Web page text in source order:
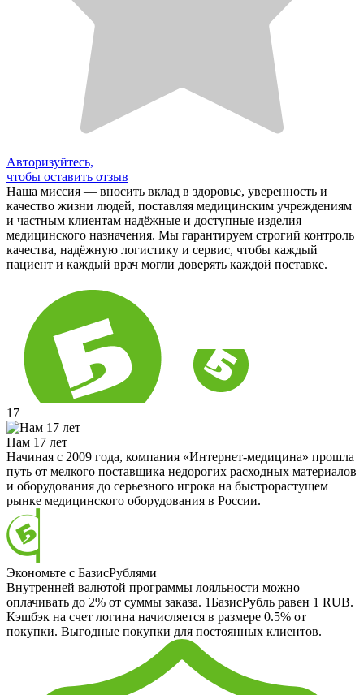
Авторизуйтесь,
чтобы оставить отзыв
Наша миссия — вносить вклад в здоровье, уверенность и
качество жизни людей, поставляя медицинским учреждениям
и частным клиентам надёжные и доступные изделия
медицинского назначения. Мы гарантируем строгий контроль
качества, надёжную логистику и сервис, чтобы каждый
пациент и каждый врач могли доверять каждой поставке.
17
Нам 17 лет
Начиная с 2009 года, компания «Интернет-медицина» прошла
путь от мелкого поставщика недорогих расходных материалов
и оборудования до серьезного игрока на быстрорастущем
рынке медицинского оборудования в России.
Экономьте с БазисРублями
Внутренней валютой программы лояльности можно
оплачивать до 2% от суммы заказа. 1БазисРубль равен 1 RUB.
Кэшбэк на счет логина начисляется в размере 0.5% от
покупки. Выгодные покупки для постоянных клиентов.